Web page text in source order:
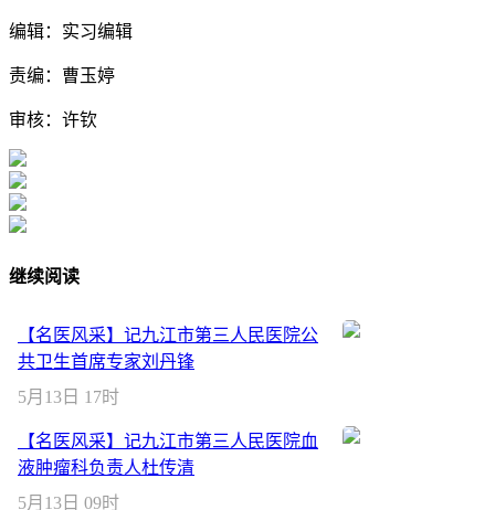
编辑：实习编辑
责编：曹玉婷
审核：许钦
继续阅读
【名医风采】记九江市第三人民医院公
共卫生首席专家刘丹锋
5月13日 17时
【名医风采】记九江市第三人民医院血
液肿瘤科负责人杜传清
5月13日 09时